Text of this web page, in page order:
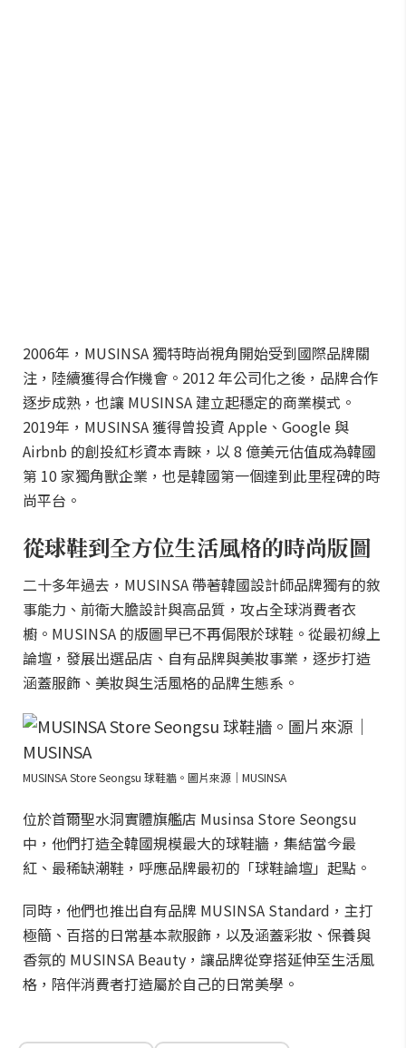
2006年，MUSINSA 獨特時尚視角開始受到國際品牌關
注，陸續獲得合作機會。2012 年公司化之後，品牌合作
逐步成熟，也讓 MUSINSA 建立起穩定的商業模式。
2019年，MUSINSA 獲得曾投資 Apple、Google 與
Airbnb 的創投紅杉資本青睞，以 8 億美元估值成為韓國
第 10 家獨角獸企業，也是韓國第一個達到此里程碑的時
尚平台。
從球鞋到全方位生活風格的時尚版圖
二十多年過去，MUSINSA 帶著韓國設計師品牌獨有的敘
事能力、前衛大膽設計與高品質，攻占全球消費者衣
櫥。MUSINSA 的版圖早已不再侷限於球鞋。從最初線上
論壇，發展出選品店、自有品牌與美妝事業，逐步打造
涵蓋服飾、美妝與生活風格的品牌生態系。
MUSINSA Store Seongsu 球鞋牆。圖片來源｜MUSINSA
位於首爾聖水洞實體旗艦店 Musinsa Store Seongsu
中，他們打造全韓國規模最大的球鞋牆，集結當今最
紅、最稀缺潮鞋，呼應品牌最初的「球鞋論壇」起點。
同時，他們也推出自有品牌 MUSINSA Standard，主打
極簡、百搭的日常基本款服飾，以及涵蓋彩妝、保養與
香氛的 MUSINSA Beauty，讓品牌從穿搭延伸至生活風
格，陪伴消費者打造屬於自己的日常美學。